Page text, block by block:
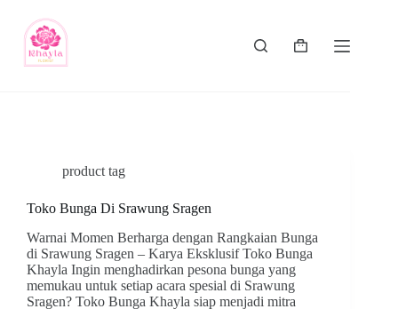
product tag
Toko Bunga Di Srawung Sragen
Warnai Momen Berharga dengan Rangkaian Bunga
di Srawung Sragen – Karya Eksklusif Toko Bunga
Khayla Ingin menghadirkan pesona bunga yang
memukau untuk setiap acara spesial di Srawung
Sragen? Toko Bunga Khayla siap menjadi mitra